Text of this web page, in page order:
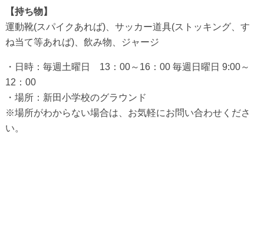
【持ち物】
運動靴(スパイクあれば)、サッカー道具(ストッキング、す
ね当て等あれば)、飲み物、ジャージ
・日時：毎週土曜日 13：00～16：00 毎週日曜日 9:00～
12：00
・場所：新田小学校のグラウンド
※場所がわからない場合は、お気軽にお問い合わせくださ
い。